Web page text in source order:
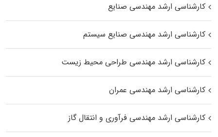
کارشناسی ارشد مهندسی صنایع
کارشناسی ارشد مهندسی صنایع سیستم
کارشناسی ارشد مهندسی طراحی محیط زیست
کارشناسی ارشد مهندسی عمران
کارشناسی ارشد مهندسی فرآوری و انتقال گاز